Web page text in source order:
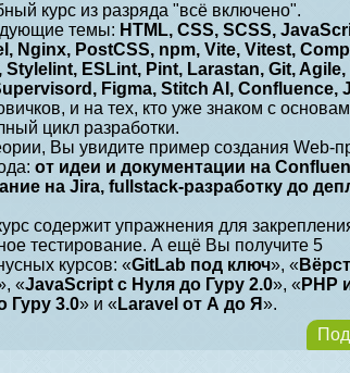
курс из разряда "всё включено".
темы: HTML, CSS, SCSS,
Nginx, PostCSS, npm, Vite, Vitest,
Stylelint, ESLint, Pint, Larastan, Git, Agile,
Figma, Stitch AI, Confluence,
и на тех, кто уже знаком с
цикл разработки.
Вы увидите пример создания Web-
от идеи и документации на
на Jira, fullstack-разработку до
содержит упражнения для
тестирование. А ещё Вы получите 5
курсов: «GitLab под ключ», «
«JavaScript с Нуля до Гуру 2.0», «PHP
Гуру 3.0» и « Laravel от А до Я».